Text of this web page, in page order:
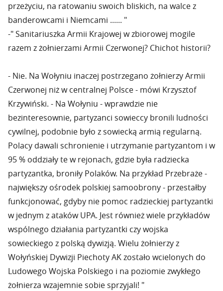
przeżyciu, na ratowaniu swoich bliskich, na walce z
banderowcami i Niemcami ...... "
-" Sanitariuszka Armii Krajowej w zbiorowej mogile
razem z żołnierzami Armii Czerwonej? Chichot historii?
- Nie. Na Wołyniu inaczej postrzegano żołnierzy Armii
Czerwonej niż w centralnej Polsce - mówi Krzysztof
Krzywiński. - Na Wołyniu - wprawdzie nie
bezinteresownie, partyzanci sowieccy bronili ludności
cywilnej, podobnie było z sowiecką armią regularną.
Polacy dawali schronienie i utrzymanie partyzantom i w
95 % oddziały te w rejonach, gdzie była radziecka
partyzantka, broniły Polaków. Na przykład Przebraże -
największy ośrodek polskiej samoobrony - przestałby
funkcjonować, gdyby nie pomoc radzieckiej partyzantki
w jednym z ataków UPA. Jest również wiele przykładów
wspólnego działania partyzantki czy wojska
sowieckiego z polską dywizją. Wielu żołnierzy z
Wołyńskiej Dywizji Piechoty AK zostało wcielonych do
Ludowego Wojska Polskiego i na poziomie zwykłego
żołnierza wzajemnie sobie sprzyjali! "